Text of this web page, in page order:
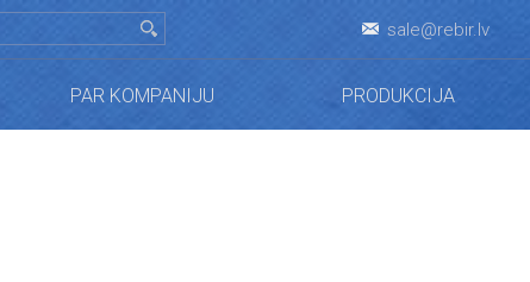
sale@rebir.lv
PAR KOMPANIJU PRODUKCIJA